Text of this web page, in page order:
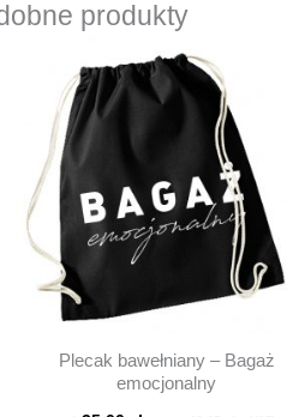
produkty
Plecak bawełniany – Bagaż
emocjonalny